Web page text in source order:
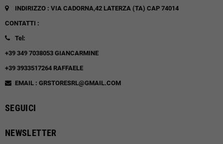
INDIRIZZO : VIA CADORNA,42 LATERZA (TA) CAP 74014
CONTATTI :
Tel:
+39 349 7038053 GIANCARMINE
+39 3933517264 RAFFAELE
EMAIL : GRSTORESRL@GMAIL.COM
SEGUICI
NEWSLETTER